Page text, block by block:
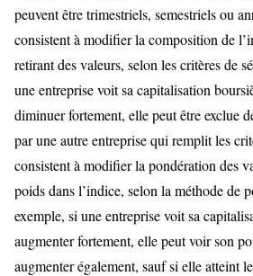
peuvent être trimestriels, semestriels ou
consistent à modifier la composition de
retirant des valeurs, selon les critères de
une entreprise voit sa capitalisation
diminuer fortement, elle peut être exclue
par une autre entreprise qui remplit les
consistent à modifier la pondération des
poids dans l’indice, selon la méthode de
exemple, si une entreprise voit sa
augmenter fortement, elle peut voir son
augmenter également, sauf si elle atteint